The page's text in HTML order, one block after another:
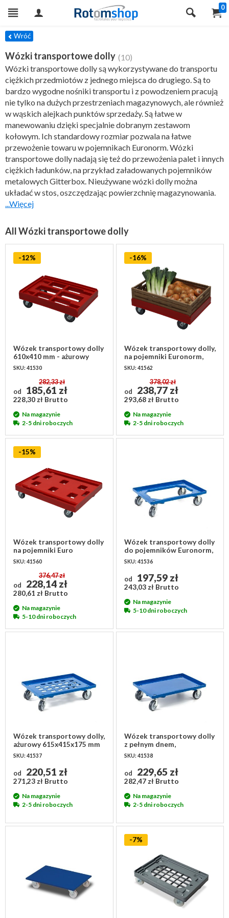
0
Wróć
Wózki transportowe dolly (10)
Wózki transportowe dolly są wykorzystywane do transportu
ciężkich przedmiotów z jednego miejsca do drugiego. Są to
bardzo wygodne nośniki transportu i z powodzeniem pracują
nie tylko na dużych przestrzeniach magazynowych, ale również
w wąskich alejkach punktów sprzedaży. Są łatwe w
manewowaniu dzięki specjalnie dobranym zestawom
kołowym. Ich standardowy rozmiar pozwala na łatwe
przewożenie towaru w pojemnikach Euronorm. Wózki
transportowe dolly nadają się też do przewożenia palet i innych
ciężkich ładunków, na przykład załadowanych pojemników
metalowych Gitterbox. Nieużywane wózki dolly można
układać w stos, oszczędzając powierzchnię magazynowania.
...Więcej
All Wózki transportowe dolly
-12%
Wózek transportowy dolly
610x410 mm - ażurowy
SKU: 41530
od
282,33 zł
185,61 zł
228,30 zł Brutto
Na magazynie
2-5 dni roboczych
-16%
Wózek transportowy dolly,
na pojemniki Euronorm,
610x410mm
SKU: 41562
od
378,02 zł
238,77 zł
293,68 zł Brutto
Na magazynie
2-5 dni roboczych
-15%
Wózek transportowy dolly
na pojemniki Euro
810x610mm
SKU: 41560
od
376,47 zł
228,14 zł
280,61 zł Brutto
Na magazynie
5-10 dni roboczych
Wózek transportowy dolly
do pojemników Euronorm,
otwarte dno 615x415x175
SKU: 41536
od 197,59 zł
243,03 zł Brutto
Na magazynie
5-10 dni roboczych
Wózek transportowy dolly,
ażurowy 615x415x175 mm
SKU: 41537
od 220,51 zł
271,23 zł Brutto
Na magazynie
2-5 dni roboczych
Wózek transportowy dolly
z pełnym dnem,
615x415x175mm
SKU: 41538
od 229,65 zł
282,47 zł Brutto
Na magazynie
2-5 dni roboczych
-7%